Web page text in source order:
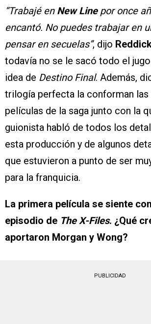
“Trabajé en New Line por once
encantó. No puedes trabajar en
pensar en secuelas”, dijo
todavía no se le sacó todo el
idea de Destino Final. Además,
trilogía perfecta la conforman las
películas de la saga junto con la
guionista habló de todos los
esta producción y de algunos
que estuvieron a punto de ser
para la franquicia.
La primera película se siente
episodio de The X-Files. ¿Qué
aportaron Morgan y Wong?
PUBLICIDAD